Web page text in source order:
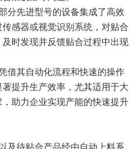
分先进型号的设备集成了高效
感器或视觉识别系统，对贴合
时发现并反馈贴合过程中出现
借其自动化流程和快速的操作
提升生产效率，尤其适用于大
助力企业实现产能的快速提升
及待贴合产品经由自动上料系